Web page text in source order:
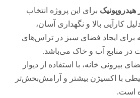
هیدروپونیک برای این پروژه انتخاب
کارآیی بالا و نگهداری آسان،
برای ایجاد فضای سبز در تراس‌های
در منابع آب و خاک می‌باشد.
بیرونی خانه، با استفاده از دیوار
با اکسیژن بیشتر و آرامش‌بخش‌تر
است.